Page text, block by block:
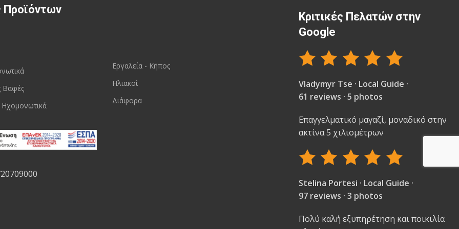
Προϊόντων
Βαφές
Εργαλεία - Κήπος
Ηλιακοί
Διάφορα
Κριτικές Πελατών στην
Google
Vladymyr Tse · Local Guide ·
61 reviews · 5 photos
Επαγγελματικό μαγαζί, μοναδικό στην
ακτίνα 5 χιλιομέτρων
Stelina Portesi · Local Guide ·
97 reviews · 3 photos
Πολύ καλή εξυπηρέτηση και ποικιλία